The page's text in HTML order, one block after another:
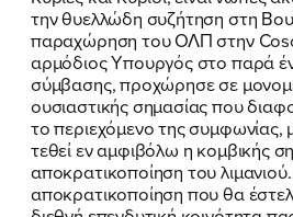
την θυελλώδη συζήτηση στη
παραχώρηση του ΟΛΠ στην
αρμόδιος Υπουργός στο παρά
σύμβασης, προχώρησε σε
ουσιαστικής σημασίας που
το περιεχόμενο της συμφωνίας,
τεθεί εν αμφιβόλω η κομβικής
αποκρατικοποίηση του
αποκρατικοποίηση που θα